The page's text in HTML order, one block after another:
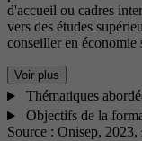
d'accueil ou cadres
vers des études
conseiller en économie
Voir plus
Thématiques
Objectifs de la
Source : Onisep, 2023,